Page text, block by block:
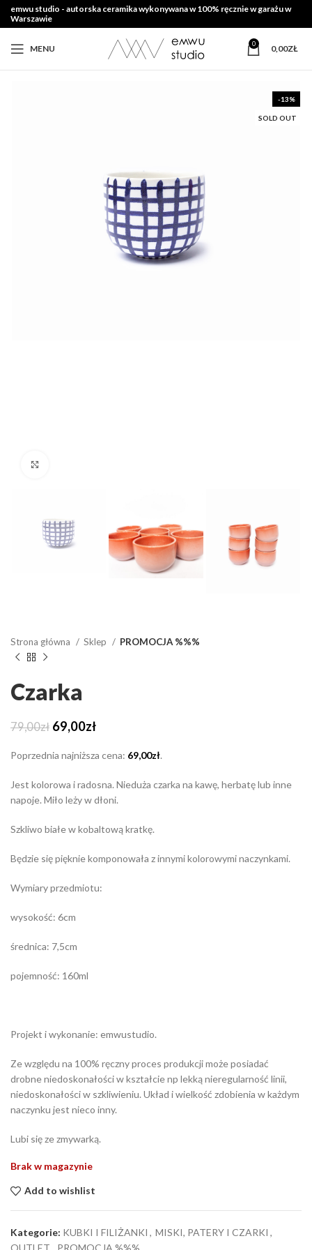
emwu studio - autorska ceramika wykonywana w 100% ręcznie w garażu w
Warszawie
MENU 0 0,00ZŁ
-13%
SOLD OUT
Strona główna Sklep PROMOCJA %%%
Czarka
79,00zł Pierwotna
wynosiła:
69,00złAktualna
wynosi:
Poprzednia najniższa cena: 69,00zł.
Jest kolorowa i radosna. Nieduża czarka na kawę, herbatę lub inne
napoje. Miło leży w dłoni.
Szkliwo białe w kobaltową kratkę.
Będzie się pięknie komponowała z innymi kolorowymi naczynkami.
Wymiary przedmiotu:
wysokość: 6cm
średnica: 7,5cm
pojemność: 160ml
Projekt i wykonanie: emwustudio.
Ze względu na 100% ręczny proces produkcji może posiadać
drobne niedoskonałości w kształcie np lekką nieregularność linii,
niedoskonałości w szkliwieniu. Układ i wielkość zdobienia w każdym
naczynku jest nieco inny.
Lubi się ze zmywarką.
Brak w magazynie
Add to wishlist
Kategorie: KUBKI I FILIŻANKI , MISKI, PATERY I CZARKI ,
OUTLET
PROMOCJA %%%